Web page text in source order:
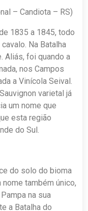
– Candiota – RS)
1835 a 1845, todo
Na Batalha
Aliás, foi quando a
nos Campos
a Vinícola Seival.
varietal já
um nome que
esta região
do Sul.
do solo do bioma
também único,
na sua
a Batalha do